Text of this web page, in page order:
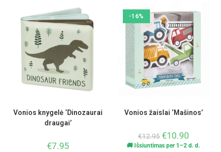
Vonios knygelė ‘Dinozaurai
draugai’
€7.95
-16%
Vonios žaislai ‘Mašinos’
€12.95 €10.90
🚚 Išsiuntimas per 1–2 d. d.